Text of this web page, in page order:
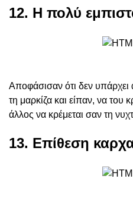
12. Η πολύ
Αποφάσισαν ότι δεν υπάρχει
τη μαρκίζα και είπαν, να του
άλλος να κρέμεται σαν τη
13. Επίθεση